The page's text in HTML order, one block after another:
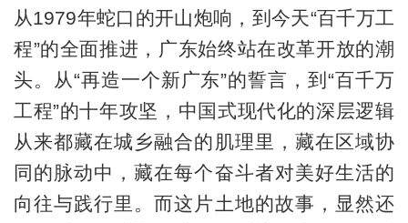
从1979年蛇口的开山炮响，到今天“百千万工
程”的全面推进，广东始终站在改革开放的潮
头。从“再造一个新广东”的誓言，到“百千万
工程”的十年攻坚，中国式现代化的深层逻辑
从来都藏在城乡融合的肌理里，藏在区域协
同的脉动中，藏在每个奋斗者对美好生活的
向往与践行里。而这片土地的故事，显然还